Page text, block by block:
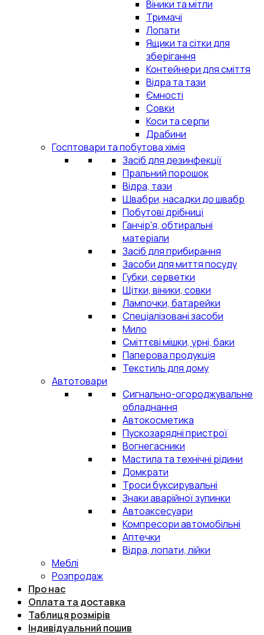
Віники та мітли
Тримачі
Лопати
Ящики та сітки для
зберігання
Контейнери для сміття
Відра та тази
Ємності
Совки
Коси та серпи
Драбини
Госптовари та побутова хімія
Засіб для дезинфекції
Пральний порошок
Відра, тази
Швабри, насадки до швабр
Побутові дрібниці
Ганчір'я, обтиральні
матеріали
Засіб для прибирання
Засоби для миття посуду
Губки, серветки
Щітки, віники, совки
Лампочки, батарейки
Спеціалізовані засоби
Мило
Сміттєві мішки, урні, баки
Паперова продукція
Текстиль для дому
Автотовари
Сигнально-огороджувальне
обладнання
Автокосметика
Пускозарядні пристрої
Вогнегасники
Мастила та технічні рідини
Домкрати
Троси буксирувальні
Знаки аварійної зупинки
Автоаксесуари
Компресори автомобільні
Аптечки
Відра, лопати, лійки
Меблі
Розпродаж
Про нас
Оплата та доставка
Таблиця розмірів
Індивідуальний пошив